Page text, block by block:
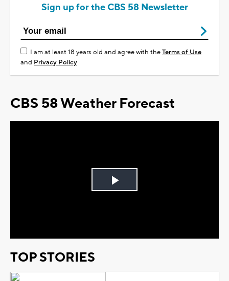
Sign up for the CBS 58 Newsletter
I am at least 18 years old and agree with theTerms of Use
and Privacy Policy
CBS 58 Weather Forecast
Play
TOP STORIES